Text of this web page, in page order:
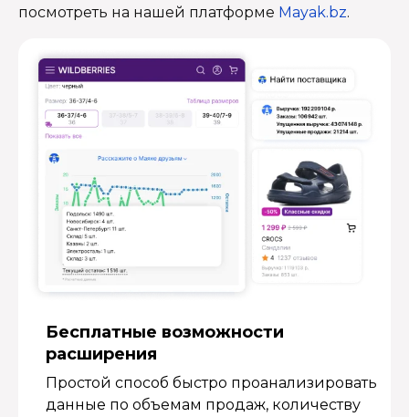
посмотреть на нашей платформе Mayak.bz.
Бесплатные возмож­ности
расширения
Простой способ быстро проанализировать
данные по объемам продаж, количеству